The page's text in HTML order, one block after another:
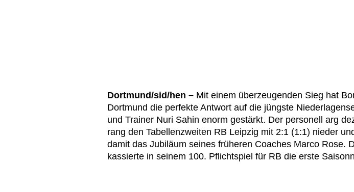
Dortmund/sid/hen – Mit einem überzeugenden Sieg hat
Dortmund die perfekte Antwort auf die jüngste
und Trainer Nuri Sahin enorm gestärkt. Der personell arg
rang den Tabellenzweiten RB Leipzig mit 2:1 (1:1) nieder
damit das Jubiläum seines früheren Coaches Marco Rose.
kassierte in seinem 100. Pflichtspiel für RB die erste